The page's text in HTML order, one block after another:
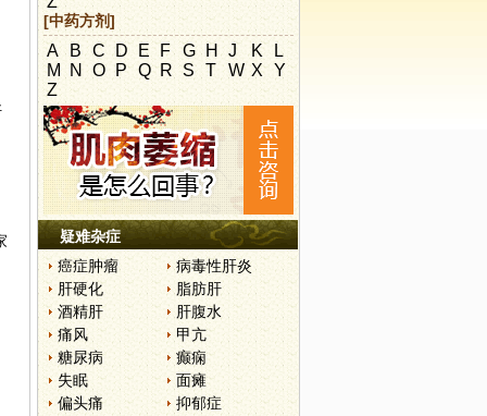
[中药方剂]
A B C D E F G H J K
L
M N O P Q R S T W X
Y
Z
疑难杂症
癌症肿瘤
病毒性肝炎
肝硬化
脂肪肝
酒精肝
肝腹水
痛风
甲亢
糖尿病
癫痫
失眠
面瘫
偏头痛
抑郁症